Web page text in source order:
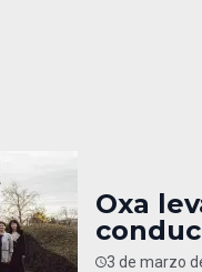
Oxa
3 de marzo